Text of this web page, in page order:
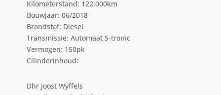
Kilometerstand: 122.000km
Bouwjaar: 06/2018
Brandstof: Diesel
Transmissie: Automaat S-tronic
Vermogen: 150pk
Cilinderinhoud:
Dhr Joost Wyffels